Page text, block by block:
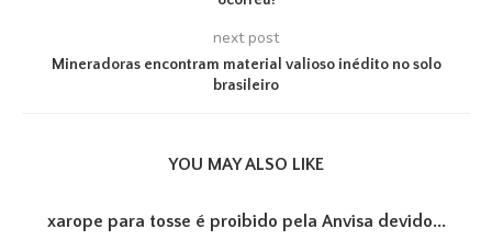
next post
Mineradoras encontram material valioso inédito no solo
brasileiro
YOU MAY ALSO LIKE
xarope para tosse é proibido pela Anvisa devido...